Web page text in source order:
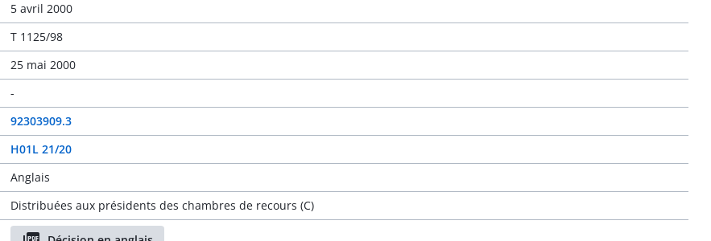
5 avril 2000
T 1125/98
25 mai 2000
-
92303909.3
H01L 21/20
Anglais
Distribuées aux présidents des chambres de recours (C)